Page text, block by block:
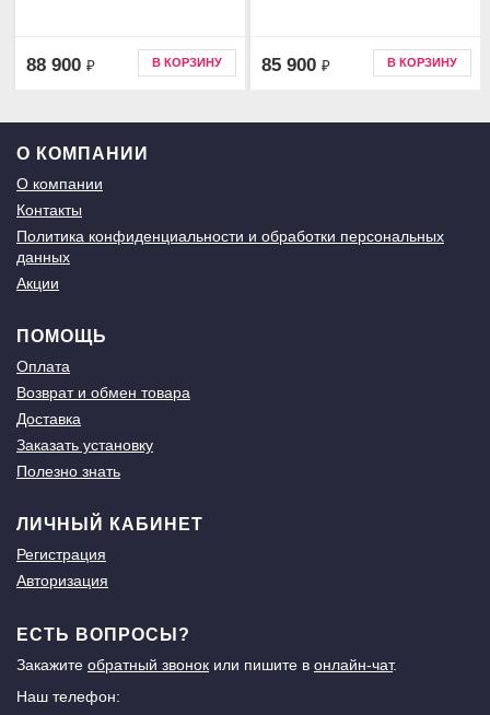
88 900 ₽ В КОРЗИНУ 85 900 ₽ В КОРЗИНУ
О КОМПАНИИ
О компании
Контакты
Политика конфиденциальности и обработки персональных
данных
Акции
ПОМОЩЬ
Оплата
Возврат и обмен товара
Доставка
Заказать установку
Полезно знать
ЛИЧНЫЙ КАБИНЕТ
Регистрация
Авторизация
ЕСТЬ ВОПРОСЫ?
Закажите обратный звонок или пишите в онлайн-чат.
Наш телефон: